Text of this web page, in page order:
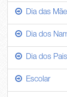
Dia das
Dia dos
Dia dos Pais
Escolar